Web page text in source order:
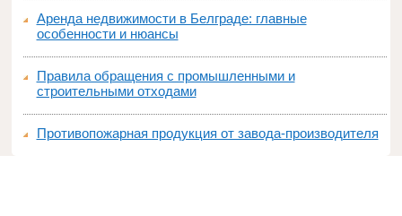
Аренда недвижимости в Белграде: главные
особенности и нюансы
Правила обращения с промышленными и
строительными отходами
Противопожарная продукция от завода-производителя